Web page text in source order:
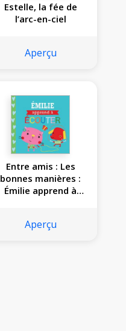
Estelle, la fée de
l’arc-en-ciel
Aperçu
Entre amis : Les
bonnes manières :
Émilie apprend à
Aperçu